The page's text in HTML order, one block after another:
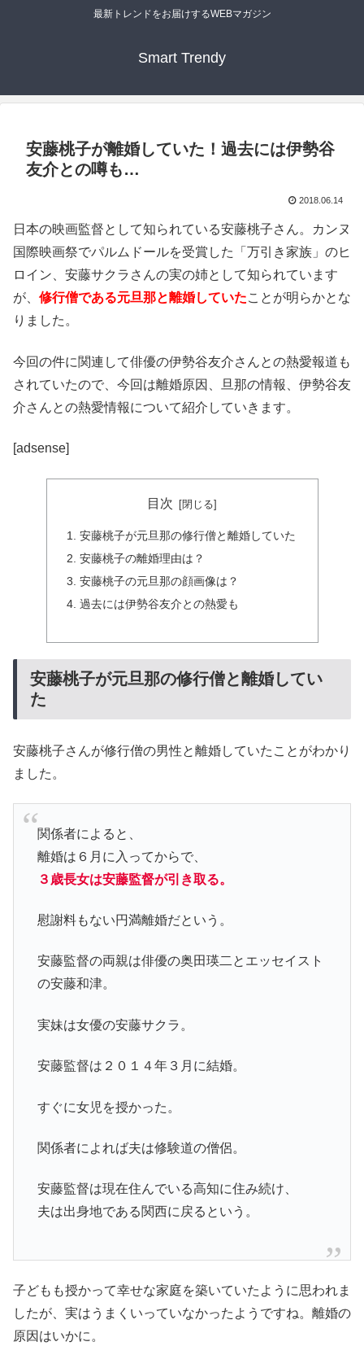
最新トレンドをお届けするWEBマガジン
Smart Trendy
安藤桃子が離婚していた！過去には伊勢谷
友介との噂も…
2018.06.14
日本の映画監督として知られている安藤桃子さん。カンヌ
国際映画祭でパルムドールを受賞した「万引き家族」のヒ
ロイン、安藤サクラさんの実の姉として知られています
が、 修行僧である元旦那と離婚していたことが明らかとな
りました。
今回の件に関連して俳優の伊勢谷友介さんとの熱愛報道も
されていたので、今回は離婚原因、旦那の情報、伊勢谷友
介さんとの熱愛情報について紹介していきます。
[adsense]
目次
安藤桃子が元旦那の修行僧と離婚していた
安藤桃子の離婚理由は？
安藤桃子の元旦那の顔画像は？
過去には伊勢谷友介との熱愛も
安藤桃子が元旦那の修行僧と離婚してい
た
安藤桃子さんが修行僧の男性と離婚していたことがわかり
ました。
関係者によると、
離婚は６月に入ってからで、
３歳長女は安藤監督が引き取る。
慰謝料もない円満離婚だという。
安藤監督の両親は俳優の奥田瑛二とエッセイスト
の安藤和津。
実妹は女優の安藤サクラ。
安藤監督は２０１４年３月に結婚。
すぐに女児を授かった。
関係者によれば夫は修験道の僧侶。
安藤監督は現在住んでいる高知に住み続け、
夫は出身地である関西に戻るという。
子どもも授かって幸せな家庭を築いていたように思われま
したが、実はうまくいっていなかったようですね。離婚の
原因はいかに。